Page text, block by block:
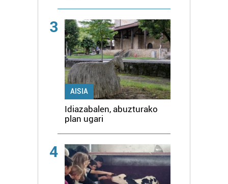
3
AISIA
Idiazabalen, abuzturako
plan ugari
4